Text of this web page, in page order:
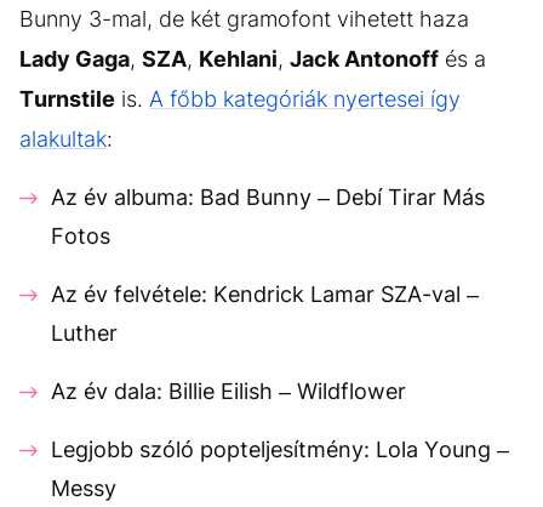
Bunny 3-mal, de két gramofont vihetett haza
Lady Gaga, SZA, Kehlani, Jack Antonoff és a
Turnstile is. A főbb kategóriák nyertesei így
alakultak:
Az év albuma: Bad Bunny – Debí Tirar Más
Fotos
Az év felvétele: Kendrick Lamar SZA-val –
Luther
Az év dala: Billie Eilish – Wildflower
Legjobb szóló popteljesítmény: Lola Young –
Messy